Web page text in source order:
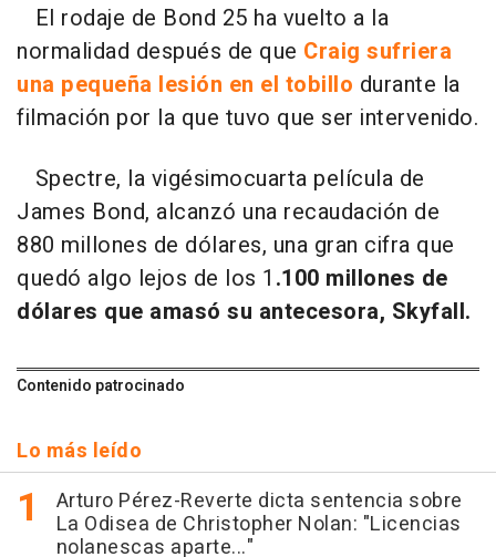
El rodaje de Bond 25 ha vuelto a la
normalidad después de que Craig sufriera
una pequeña lesión en el tobillo durante la
filmación por la que tuvo que ser intervenido.
Spectre, la vigésimocuarta película de
James Bond, alcanzó una recaudación de
880 millones de dólares, una gran cifra que
quedó algo lejos de los 1 .100 millones de
dólares que amasó su antecesora, Skyfall.
Contenido patrocinado
Lo más leído
Arturo Pérez-Reverte dicta sentencia sobre
La Odisea de Christopher Nolan: "Licencias
nolanescas aparte..."